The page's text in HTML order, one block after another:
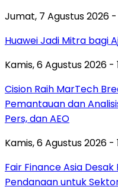
Jumat, 7 Agustus 2026 -
Huawei Jadi Mitra bagi
Kamis, 6 Agustus 2026 -
Cision Raih MarTech
Pemantauan dan
Pers, dan AEO
Kamis, 6 Agustus 2026 -
Fair Finance Asia
Pendanaan untuk